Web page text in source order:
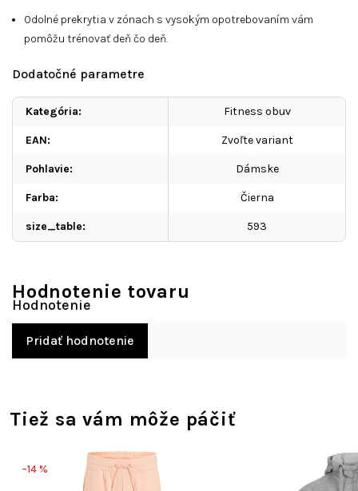
Odolné prekrytia v zónach s vysokým opotrebovaním vám
pomôžu trénovať deň čo deň.
Dodatočné parametre
Kategória: Fitness obuv
EAN: Zvoľte variant
Pohlavie: Dámske
Farba: Čierna
size_table: 593
Hodnotenie tovaru
Pridať hodnotenie
Tiež sa vám môže páčiť
–14 %